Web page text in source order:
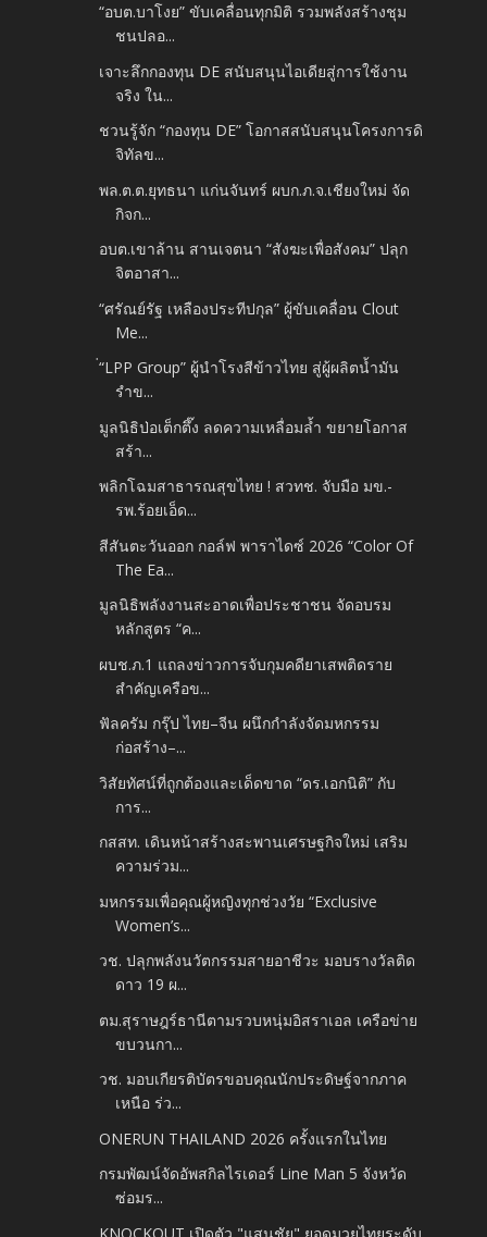
“อบต.บาโงย” ขับเคลื่อนทุกมิติ รวมพลังสร้างชุม
ชนปลอ...
เจาะลึกกองทุน DE สนับสนุนไอเดียสู่การใช้งาน
จริง ใน...
ชวนรู้จัก “กองทุน DE” โอกาสสนับสนุนโครงการดิ
จิทัลข...
พล.ต.ต.ยุทธนา แก่นจันทร์ ผบก.ภ.จ.เชียงใหม่ จัด
กิจก...
อบต.เขาล้าน สานเจตนา “สังฆะเพื่อสังคม” ปลุก
จิตอาสา...
“ศรัณย์รัฐ เหลืองประทีปกุล” ผู้ขับเคลื่อน Clout
Me...
่“LPP Group” ผู้นำโรงสีข้าวไทย สู่ผู้ผลิตน้ำมัน
รำข...
มูลนิธิป่อเต็กตึ๊ง ลดความเหลื่อมล้ำ ขยายโอกาส
สร้า...
พลิกโฉมสาธารณสุขไทย ! สวทช. จับมือ มข.-
รพ.ร้อยเอ็ด...
สีสันตะวันออก กอล์ฟ พาราไดซ์ 2026 “Color Of
The Ea...
มูลนิธิพลังงานสะอาดเพื่อประชาชน จัดอบรม
หลักสูตร “ค...
ผบช.ภ.1 แถลงข่าวการจับกุมคดียาเสพติดราย
สำคัญเครือข...
ฟัลครัม กรุ๊ป ไทย–จีน ผนึกกำลังจัดมหกรรม
ก่อสร้าง–...
วิสัยทัศน์ที่ถูกต้องและเด็ดขาด “ดร.เอกนิติ” กับ
การ...
กสสท. เดินหน้าสร้างสะพานเศรษฐกิจใหม่ เสริม
ความร่วม...
มหกรรมเพื่อคุณผู้หญิงทุกช่วงวัย “Exclusive
Women’s...
วช. ปลุกพลังนวัตกรรมสายอาชีวะ มอบรางวัลติด
ดาว 19 ผ...
ตม.สุราษฎร์ธานีตามรวบหนุ่มอิสราเอล เครือข่าย
ขบวนกา...
วช. มอบเกียรติบัตรขอบคุณนักประดิษฐ์จากภาค
เหนือ ร่ว...
ONERUN THAILAND 2026 ครั้งแรกในไทย
กรมพัฒน์จัดอัพสกิลไรเดอร์ Line Man 5 จังหวัด
ซ่อมร...
KNOCKOUT เปิดตัว "แสนชัย" ยอดมวยไทยระดับ